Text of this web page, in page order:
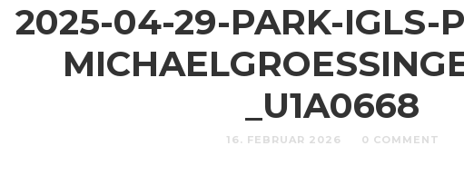
2025-04-29-PARK-IGLS-
_U1A0668
16. FEBRUAR 2026 0 COMMENT